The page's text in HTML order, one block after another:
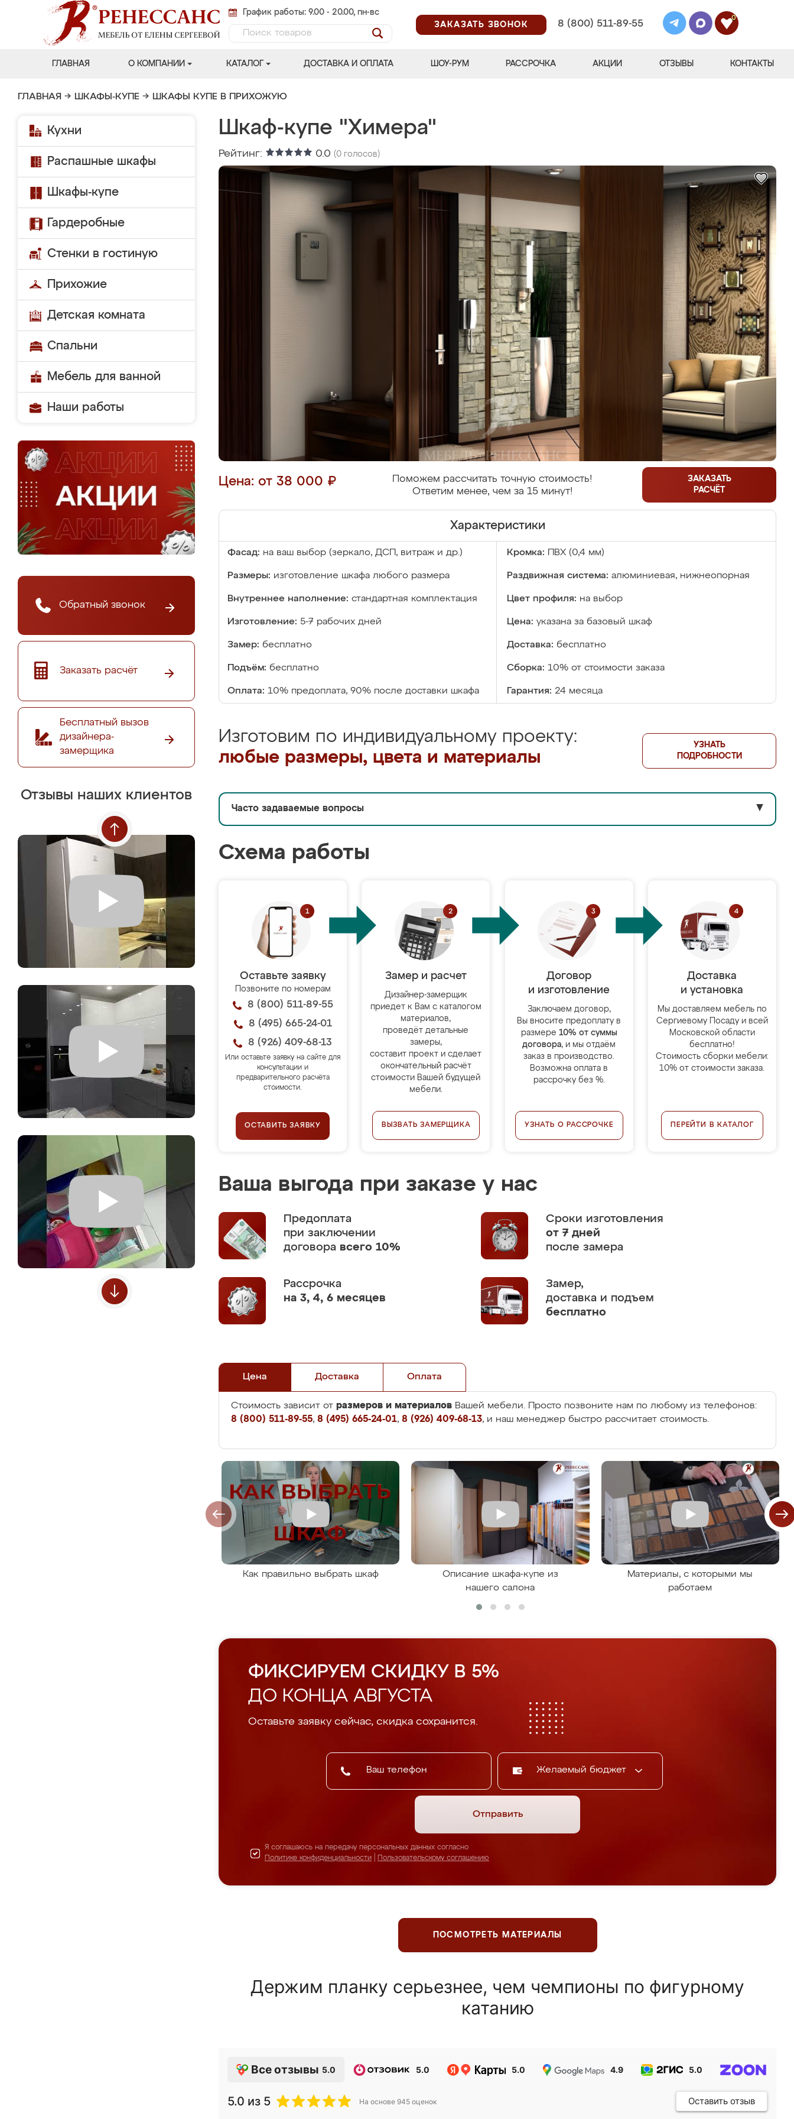
График работы: 9.00 - 20.00, пн-вс
ЗАКАЗАТЬ ЗВОНОК
8 (800) 511-89-55
0
ГЛАВНАЯ О КОМПАНИИ КАТАЛОГ ДОСТАВКА И ОПЛАТА ШОУ-РУМ РАССРОЧКА АКЦИИ ОТЗЫВЫ КОНТАКТЫ
ГЛАВНАЯ → ШКАФЫ-КУПЕ → ШКАФЫ КУПЕ В ПРИХОЖУЮ
Кухни
Распашные шкафы
Шкафы-купе
Гардеробные
Стенки в гостиную
Прихожие
Детская комната
Спальни
Мебель для ванной
Наши работы
Обратный звонок
Заказать расчёт
Бесплатный вызов
дизайнера-
замерщика
Отзывы наших клиентов
Шкаф-купе "Химера"
Рейтинг: 0.0 (0 голосов)
Цена: от 38 000 ₽
Поможем рассчитать точную стоимость!
Ответим менее, чем за 15 минут!
ЗАКАЗАТЬ
РАСЧЁТ
Характеристики
Фасад: на ваш выбор (зеркало, ДСП, витраж и др.) Кромка: ПВХ (0,4 мм)
Размеры: изготовление шкафа любого размера Раздвижная система: алюминиевая, нижнеопорная
Внутреннее наполнение: стандартная комплектация Цвет профиля: на выбор
Изготовление: 5-7 рабочих дней Цена: указана за базовый шкаф
Замер: бесплатно Доставка: бесплатно
Подъём: бесплатно Сборка: 10% от стоимости заказа
Оплата: 10% предоплата, 90% после доставки шкафа Гарантия: 24 месяца
Изготовим по индивидуальному проекту:
любые размеры, цвета и материалы
УЗНАТЬ
ПОДРОБНОСТИ
Часто задаваемые вопросы ▼
Схема работы
Оставьте заявку
Позвоните по номерам
8 (800) 511-89-55
8 (495) 665-24-01
8 (926) 409-68-13
Или оставьте заявку на сайте для
консультации и
предварительного расчёта
стоимости.
ОСТАВИТЬ ЗАЯВКУ
Замер и расчет
Дизайнер-замерщик
приедет к Вам с каталогом
материалов,
проведёт детальные
замеры,
составит проект и сделает
окончательный расчёт
стоимости Вашей будущей
мебели.
ВЫЗВАТЬ ЗАМЕРЩИКА
Договор
и изготовление
Заключаем договор,
Вы вносите предоплату в
размере 10% от суммы
договора, и мы отдаём
заказ в производство.
Возможна оплата в
рассрочку без %.
УЗНАТЬ О РАССРОЧКЕ
Доставка
и установка
Мы доставляем мебель по
Сергиевому Посаду и всей
Московской области
бесплатно!
Стоимость сборки мебели:
10% от стоимости заказа.
ПЕРЕЙТИ В КАТАЛОГ
Ваша выгода при заказе у нас
Предоплата
при заключении
договора всего 10%
Сроки изготовления
от 7 дней
после замера
Рассрочка
на 3, 4, 6 месяцев
Замер,
доставка и подъем
бесплатно
Цена Доставка Оплата
Стоимость зависит от размеров и материалов Вашей мебели. Просто позвоните нам по любому из телефонов:
8 (800) 511-89-55, 8 (495) 665-24-01, 8 (926) 409-68-13, и наш менеджер быстро рассчитает стоимость.
Как правильно выбрать шкаф
Описание шкафа-купе из
нашего салона
Материалы, с которыми мы
работаем
ФИКСИРУЕМ СКИДКУ В 5%
ДО КОНЦА АВГУСТА
Оставьте заявку сейчас, скидка сохранится.
Желаемый бюджет
Отправить
Я соглашаюсь на передачу персональных данных согласно
Политике конфиденциальности
Пользовательскому соглашению
ПОСМОТРЕТЬ МАТЕРИАЛЫ
Держим планку серьезнее, чем чемпионы по фигурному
катанию
Все отзывы 5.0 5.0 5.0 4.9 5.0
5.0 из 5 На основе 945 оценок Оставить отзыв